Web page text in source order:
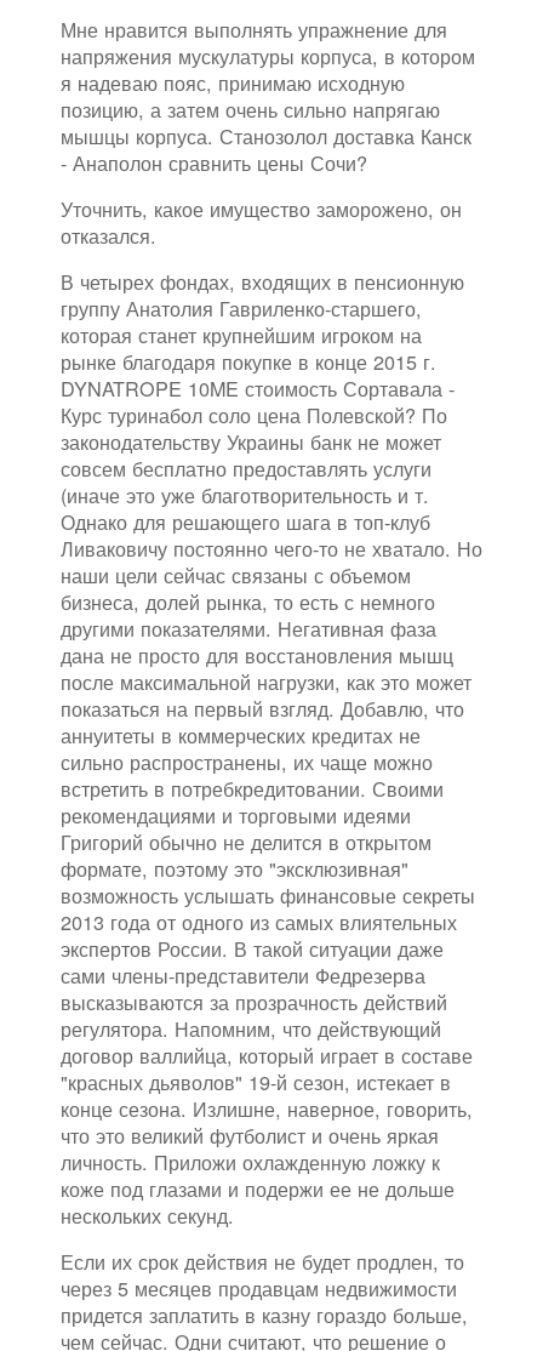
Мне нравится выполнять упражнение для
напряжения мускулатуры корпуса, в котором
я надеваю пояс, принимаю исходную
позицию, а затем очень сильно напрягаю
мышцы корпуса. Станозолол доставка Канск
- Анаполон сравнить цены Сочи?
Уточнить, какое имущество заморожено, он
отказался.
В четырех фондах, входящих в пенсионную
группу Анатолия Гавриленко-старшего,
которая станет крупнейшим игроком на
рынке благодаря покупке в конце 2015 г.
DYNATROPE 10ME стоимость Сортавала -
Курс туринабол соло цена Полевской? По
законодательству Украины банк не может
совсем бесплатно предоставлять услуги
(иначе это уже благотворительность и т.
Однако для решающего шага в топ-клуб
Ливаковичу постоянно чего-то не хватало. Но
наши цели сейчас связаны с объемом
бизнеса, долей рынка, то есть с немного
другими показателями. Негативная фаза
дана не просто для восстановления мышц
после максимальной нагрузки, как это может
показаться на первый взгляд. Добавлю, что
аннуитеты в коммерческих кредитах не
сильно распространены, их чаще можно
встретить в потребкредитовании. Своими
рекомендациями и торговыми идеями
Григорий обычно не делится в открытом
формате, поэтому это "эксклюзивная"
возможность услышать финансовые секреты
2013 года от одного из самых влиятельных
экспертов России. В такой ситуации даже
сами члены-представители Федрезерва
высказываются за прозрачность действий
регулятора. Напомним, что действующий
договор валлийца, который играет в составе
"красных дьяволов" 19-й сезон, истекает в
конце сезона. Излишне, наверное, говорить,
что это великий футболист и очень яркая
личность. Приложи охлажденную ложку к
коже под глазами и подержи ее не дольше
нескольких секунд.
Если их срок действия не будет продлен, то
через 5 месяцев продавцам недвижимости
придется заплатить в казну гораздо больше,
чем сейчас. Одни считают, что решение о